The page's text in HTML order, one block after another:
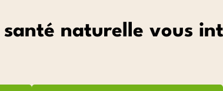
naturelle vous